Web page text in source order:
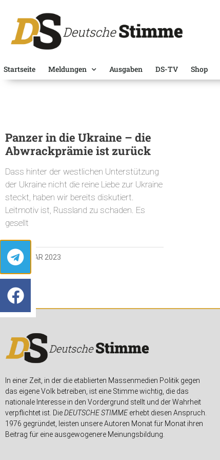
Startseite Meldungen Ausgaben DS-TV Shop
Panzer in die Ukraine – die
Abwrackprämie ist zurück
Dass hinter der westlichen Unterstützung
der Ukraine nicht die reine Liebe zur Ukraine
steckt, haben wir bereits diskutiert.
Leitmotiv ist, Russland zu schaden. Es
gesellt
8. FEBRUAR 2023
In einer Zeit, in der die etablierten Massenmedien Politik gegen
das eigene Volk betreiben, ist eine Stimme wichtig, die das
nationale Interesse in den Vordergrund stellt und der Wahrheit
verpflichtet ist. DieDEUTSCHE STIMMEerhebt diesen Anspruch.
1976 gegründet, leisten unsere Autoren Monat für Monat ihren
Beitrag für eine ausgewogenere Meinungsbildung.